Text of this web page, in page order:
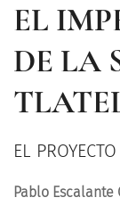
EL
DE LA
EL
Pablo Escalante